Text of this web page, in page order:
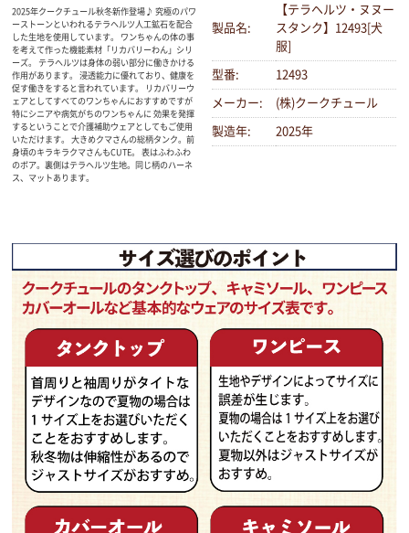
2025年クークチュール秋冬新作登場♪ 究極のパワ
ーストーンといわれるテラヘルツ人工鉱石を配合
した生地を使用しています。 ワンちゃんの体の事
を考えて作った機能素材「リカバリーわん」シリ
ーズ。 テラヘルツは身体の弱い部分に働きかける
作用があります。 浸透能力に優れており、健康を
促す働きをすると言われています。 リカバリーウ
ェアとしてすべてのワンちゃんにおすすめですが
特にシニアや病気がちのワンちゃんに 効果を発揮
するということで介護補助ウェアとしてもご使用
いただけます。 大きめクマさんの総柄タンク。前
身頃のキラキラクマさんもCUTE。 表はふわふわ
のボア。裏側はテラヘルツ生地。同じ柄のハーネ
ス、マットあります。
製品名:
【テラヘルツ・ヌヌー
スタンク】12493[犬
服]
型番: 12493
メーカー: (株)クークチュール
製造年: 2025年